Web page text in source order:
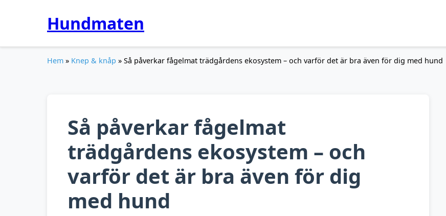
Hundmaten
Hem » Knep & knåp » Så påverkar fågelmat trädgårdens ekosystem – och varför det är bra även för dig med hund
Så påverkar fågelmat
trädgårdens ekosystem – och
varför det är bra även för dig
med hund